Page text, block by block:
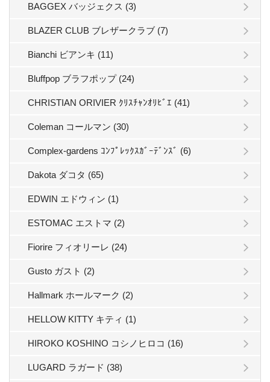
BAGGEX バッジェクス (3)
BLAZER CLUB ブレザークラブ (7)
Bianchi ビアンキ (11)
Bluffpop ブラフポップ (24)
CHRISTIAN ORIVIER ｸﾘｽﾁｬﾝｵﾘﾋﾞｴ (41)
Coleman コールマン (30)
Complex-gardens ｺﾝﾌﾟﾚｯｸｽｶﾞｰﾃﾞﾝｽﾞ (6)
Dakota ダコタ (65)
EDWIN エドウィン (1)
ESTOMAC エストマ (2)
Fiorire フィオリーレ (24)
Gusto ガスト (2)
Hallmark ホールマーク (2)
HELLOW KITTY キティ (1)
HIROKO KOSHINO コシノヒロコ (16)
LUGARD ラガード (38)